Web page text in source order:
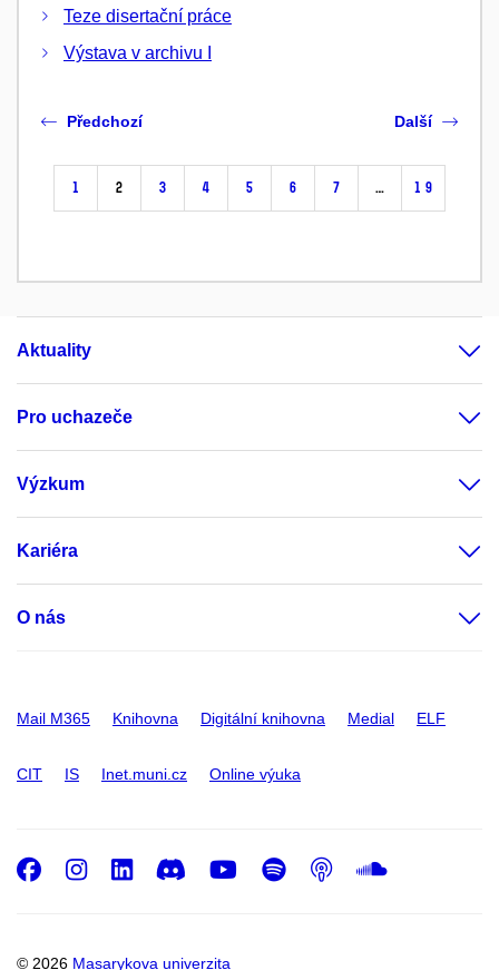
Teze disertační práce
Výstava v archivu I
Předchozí
1 2 3 4 5 6 7 … 19
Další
Aktuality
Pro uchazeče
Výzkum
Kariéra
O nás
Mail M365 Knihovna Digitální knihovna Medial ELF
CIT IS Inet.muni.cz Online výuka
© 2026 Masarykova univerzita
Facebook
Instagram
LinkedIn
DiscordYoutube
Spotify
Podcast